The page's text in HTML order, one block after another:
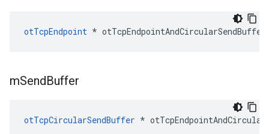
otTcpEndpoint * otTcpEndpointAndCircularSendBuffer
mSendBuffer
otTcpCircularSendBuffer *